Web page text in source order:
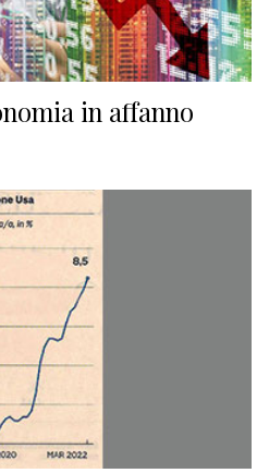
in affanno